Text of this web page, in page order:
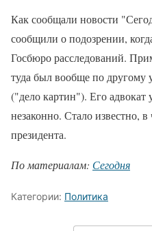
Как сообщали новости
сообщили о подозрении,
Госбюро расследований.
туда был вообще по другому
("дело картин"). Его адвокат
незаконно. Стало известно,
президента.
По материалам: Сегодня
Категории: Политика